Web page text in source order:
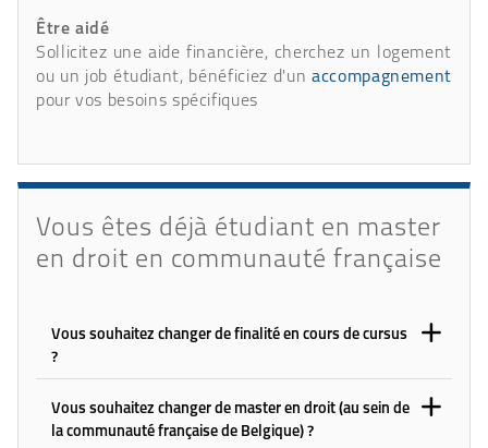
Être aidé
Sollicitez une aide financière, cherchez un logement
ou un job étudiant, bénéficiez d'unaccompagnement
pour vos besoins spécifiques
Vous êtes déjà étudiant en master
en droit en communauté française
Vous souhaitez changer de finalité en cours de cursus
?
Vous souhaitez changer de master en droit (au sein de
la communauté française de Belgique) ?